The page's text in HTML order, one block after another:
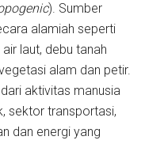
). Sumber
alamiah seperti
laut, debu tanah
alam dan petir.
aktivitas manusia
sektor transportasi,
dan energi yang